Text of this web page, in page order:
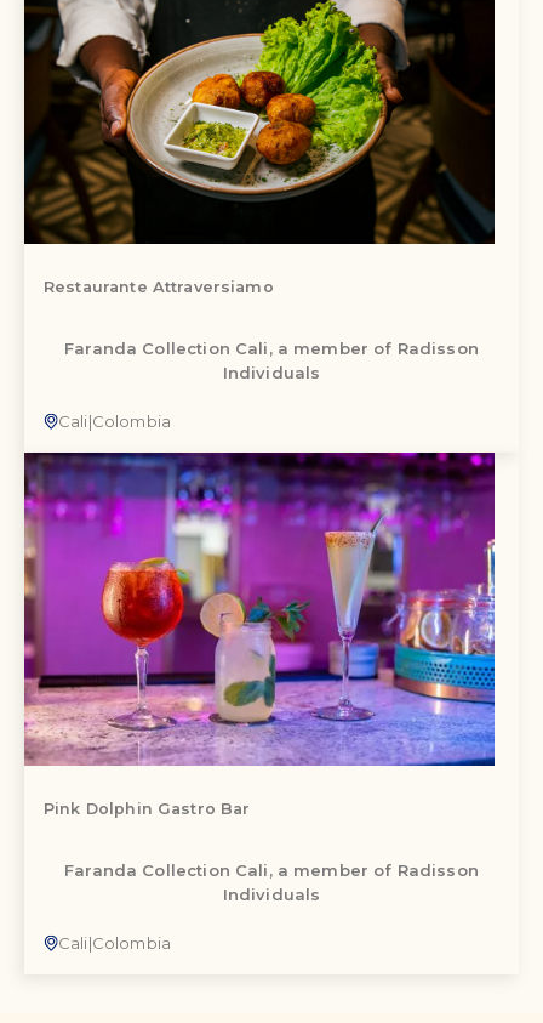
Restaurante Attraversiamo
Faranda Collection Cali, a member of Radisson
Individuals
Cali|Colombia
Pink Dolphin Gastro Bar
Faranda Collection Cali, a member of Radisson
Individuals
Cali|Colombia